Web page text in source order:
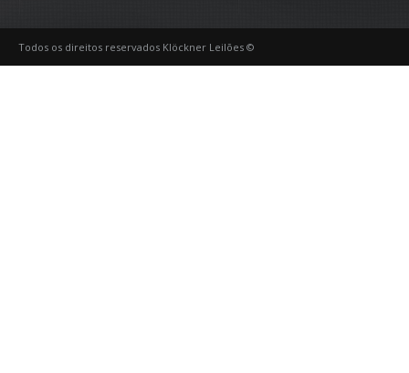
Todos os direitos reservados Klöckner Leilões ©